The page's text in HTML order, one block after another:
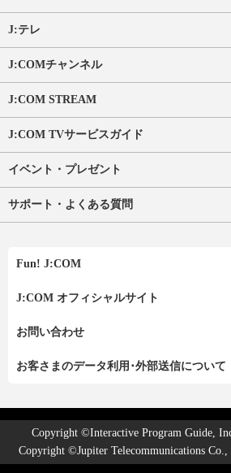
J:テレ
J:COMチャンネル
J:COM STREAM
J:COM TVサービスガイド
イベント・プレゼント
サポート・よくある質問
Fun! J:COM
J:COM オフィシャルサイト
お問い合わせ
お客さまのデータ利用･外部送信について
Copyright ©Interactive Program Guide,
Copyright ©Jupiter Telecommunications